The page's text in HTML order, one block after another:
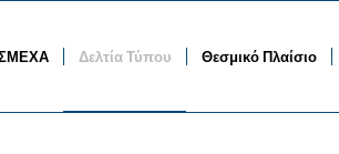
ΣΜΕΧΑ Δελτία Τύπου Θεσμικό Πλαίσιο